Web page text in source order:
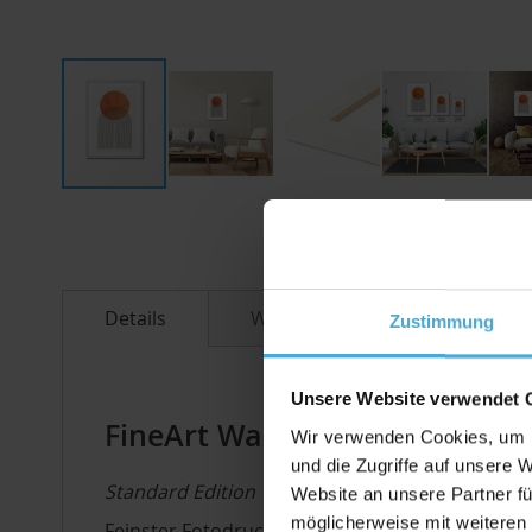
Zustimmung
Unsere Website verwendet
Wir verwenden Cookies,
und die Zugriffe auf unsere
Website an unsere Partner
möglicherweise mit
springenDetails
FineArt Wandbild mit
Standard Edition
Weitere Informationen